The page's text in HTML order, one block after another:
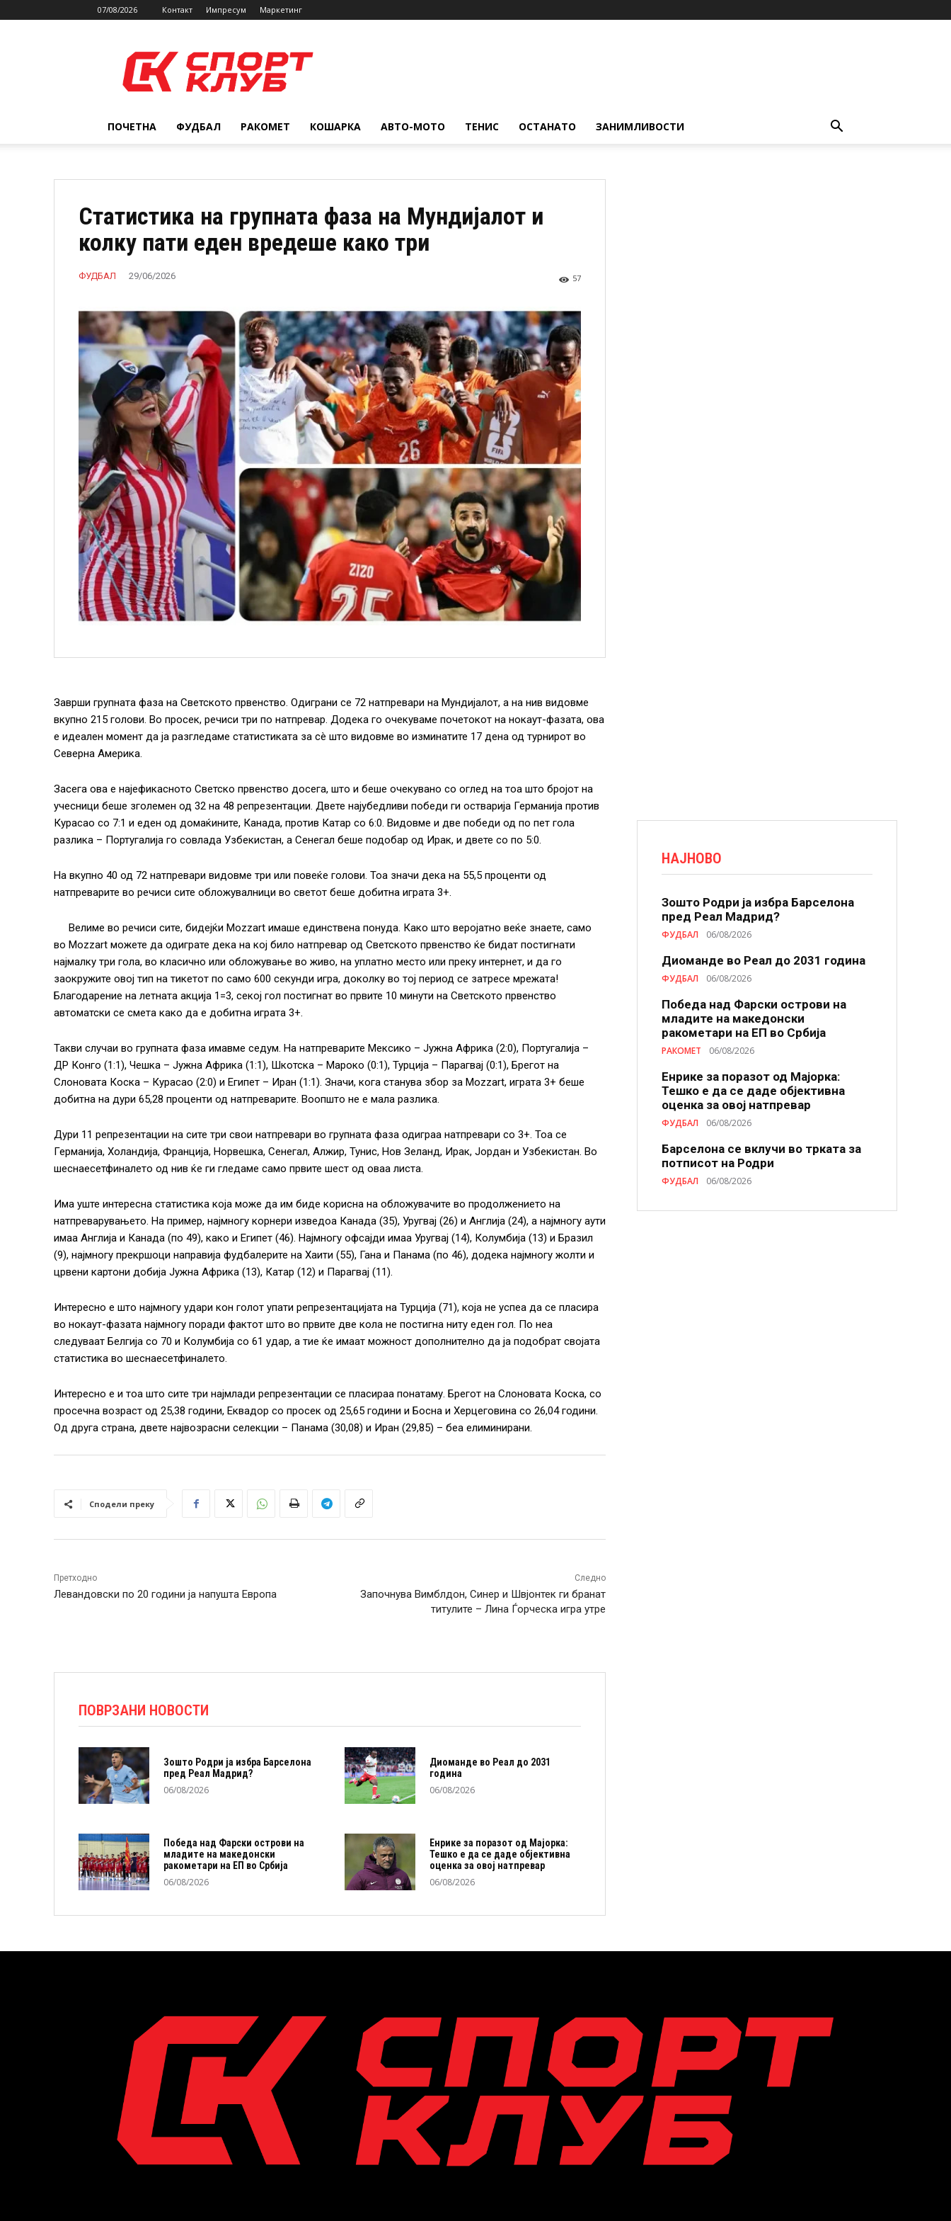
07/08/2026 Контакт Импресум Маркетинг
ПОЧЕТНА ФУДБАЛ РАКОМЕТ КОШАРКА АВТО-МОТО ТЕНИС ОСТАНАТО ЗАНИМЛИВОСТИ
Статистика на групната фаза на Мундијалот и
колку пати еден вредеше како три
ФУДБАЛ 29/06/2026 57
Заврши групната фаза на Светското првенство. Одиграни се 72 натпревари на Мундијалот, а на нив видовме
вкупно 215 голови. Во просек, речиси три по натпревар. Додека го очекуваме почетокот на нокаут-фазата, ова
е идеален момент да ја разгледаме статистиката за сè што видовме во изминатите 17 дена од турнирот во
Северна Америка.
Засега ова е најефикасното Светско првенство досега, што и беше очекувано со оглед на тоа што бројот на
учесници беше зголемен од 32 на 48 репрезентации. Двете најубедливи победи ги остварија Германија против
Курасао со 7:1 и еден од домаќините, Канада, против Катар со 6:0. Видовме и две победи од по пет гола
разлика – Португалија го совлада Узбекистан, а Сенегал беше подобар од Ирак, и двете со по 5:0.
На вкупно 40 од 72 натпревари видовме три или повеќе голови. Тоа значи дека на 55,5 проценти од
натпреварите во речиси сите обложувалници во светот беше добитна играта 3+.
Велиме во речиси сите, бидејќи Mozzart имаше единствена понуда. Како што веројатно веќе знаете, само
во Mozzart можете да одиграте дека на кој било натпревар од Светското првенство ќе бидат постигнати
најмалку три гола, во класично или обложување во живо, на уплатно место или преку интернет, и да го
заокружите овој тип на тикетот по само 600 секунди игра, доколку во тој период се затресе мрежата!
Благодарение на летната акција 1=3, секој гол постигнат во првите 10 минути на Светското првенство
автоматски се смета како да е добитна играта 3+.
Такви случаи во групната фаза имавме седум. На натпреварите Мексико – Јужна Африка (2:0), Португалија –
ДР Конго (1:1), Чешка – Јужна Африка (1:1), Шкотска – Мароко (0:1), Турција – Парагвај (0:1), Брегот на
Слоновата Коска – Курасао (2:0) и Египет – Иран (1:1). Значи, кога станува збор за Mozzart, играта 3+ беше
добитна на дури 65,28 проценти од натпреварите. Воопшто не е мала разлика.
Дури 11 репрезентации на сите три свои натпревари во групната фаза одиграа натпревари со 3+. Тоа се
Германија, Холандија, Франција, Норвешка, Сенегал, Алжир, Тунис, Нов Зеланд, Ирак, Јордан и Узбекистан. Во
шеснаесетфиналето од нив ќе ги гледаме само првите шест од оваа листа.
Има уште интересна статистика која може да им биде корисна на обложувачите во продолжението на
натпреварувањето. На пример, најмногу корнери изведоа Канада (35), Уругвај (26) и Англија (24), а најмногу аути
имаа Англија и Канада (по 49), како и Египет (46). Најмногу офсајди имаа Уругвај (14), Колумбија (13) и Бразил
(9), најмногу прекршоци направија фудбалерите на Хаити (55), Гана и Панама (по 46), додека најмногу жолти и
црвени картони добија Јужна Африка (13), Катар (12) и Парагвај (11).
Интересно е што најмногу удари кон голот упати репрезентацијата на Турција (71), која не успеа да се пласира
во нокаут-фазата најмногу поради фактот што во првите две кола не постигна ниту еден гол. По неа
следуваат Белгија со 70 и Колумбија со 61 удар, а тие ќе имаат можност дополнително да ја подобрат својата
статистика во шеснаесетфиналето.
Интересно е и тоа што сите три најмлади репрезентации се пласираа понатаму. Брегот на Слоновата Коска, со
просечна возраст од 25,38 години, Еквадор со просек од 25,65 години и Босна и Херцеговина со 26,04 години.
Од друга страна, двете највозрасни селекции – Панама (30,08) и Иран (29,85) – беа елиминирани.
Сподели преку
Претходно
Левандовски по 20 години ја напушта Европа
Следно
Започнува Вимблдон, Синер и Швјонтек ги бранат
титулите – Лина Ѓорческа игра утре
ПОВРЗАНИ НОВОСТИ
Зошто Родри ја избра Барселона
пред Реал Мадрид?
06/08/2026
Диоманде во Реал до 2031
година
06/08/2026
Победа над Фарски острови на
младите на македонски
ракометари на ЕП во Србија
06/08/2026
Енрике за поразот од Мајорка:
Тешко е да се даде објективна
оценка за овој натпревар
06/08/2026
НАЈНОВО
Зошто Родри ја избра Барселона
пред Реал Мадрид?
ФУДБАЛ 06/08/2026
Диоманде во Реал до 2031 година
ФУДБАЛ 06/08/2026
Победа над Фарски острови на
младите на македонски
ракометари на ЕП во Србија
РАКОМЕТ 06/08/2026
Енрике за поразот од Мајорка:
Тешко е да се даде објективна
оценка за овој натпревар
ФУДБАЛ 06/08/2026
Барселона се вклучи во трката за
потписот на Родри
ФУДБАЛ 06/08/2026